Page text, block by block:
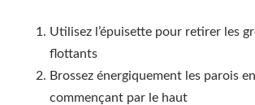
Utilisez l’épuisette pour retirer les
flottants
Brossez énergiquement les parois en
commençant par le haut